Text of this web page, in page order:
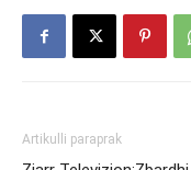
Artikulli paraprak